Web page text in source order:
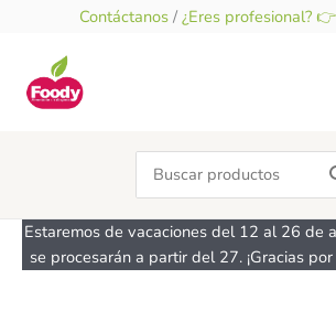
contenido
Contáctanos / ¿Eres profesional?
Search
for:
Estaremos de vacaciones del 12 al 26 de
se procesarán a partir del 27. ¡Gracias